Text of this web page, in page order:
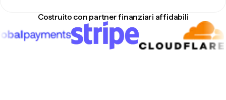
Costruito con partner finanziari affidabili